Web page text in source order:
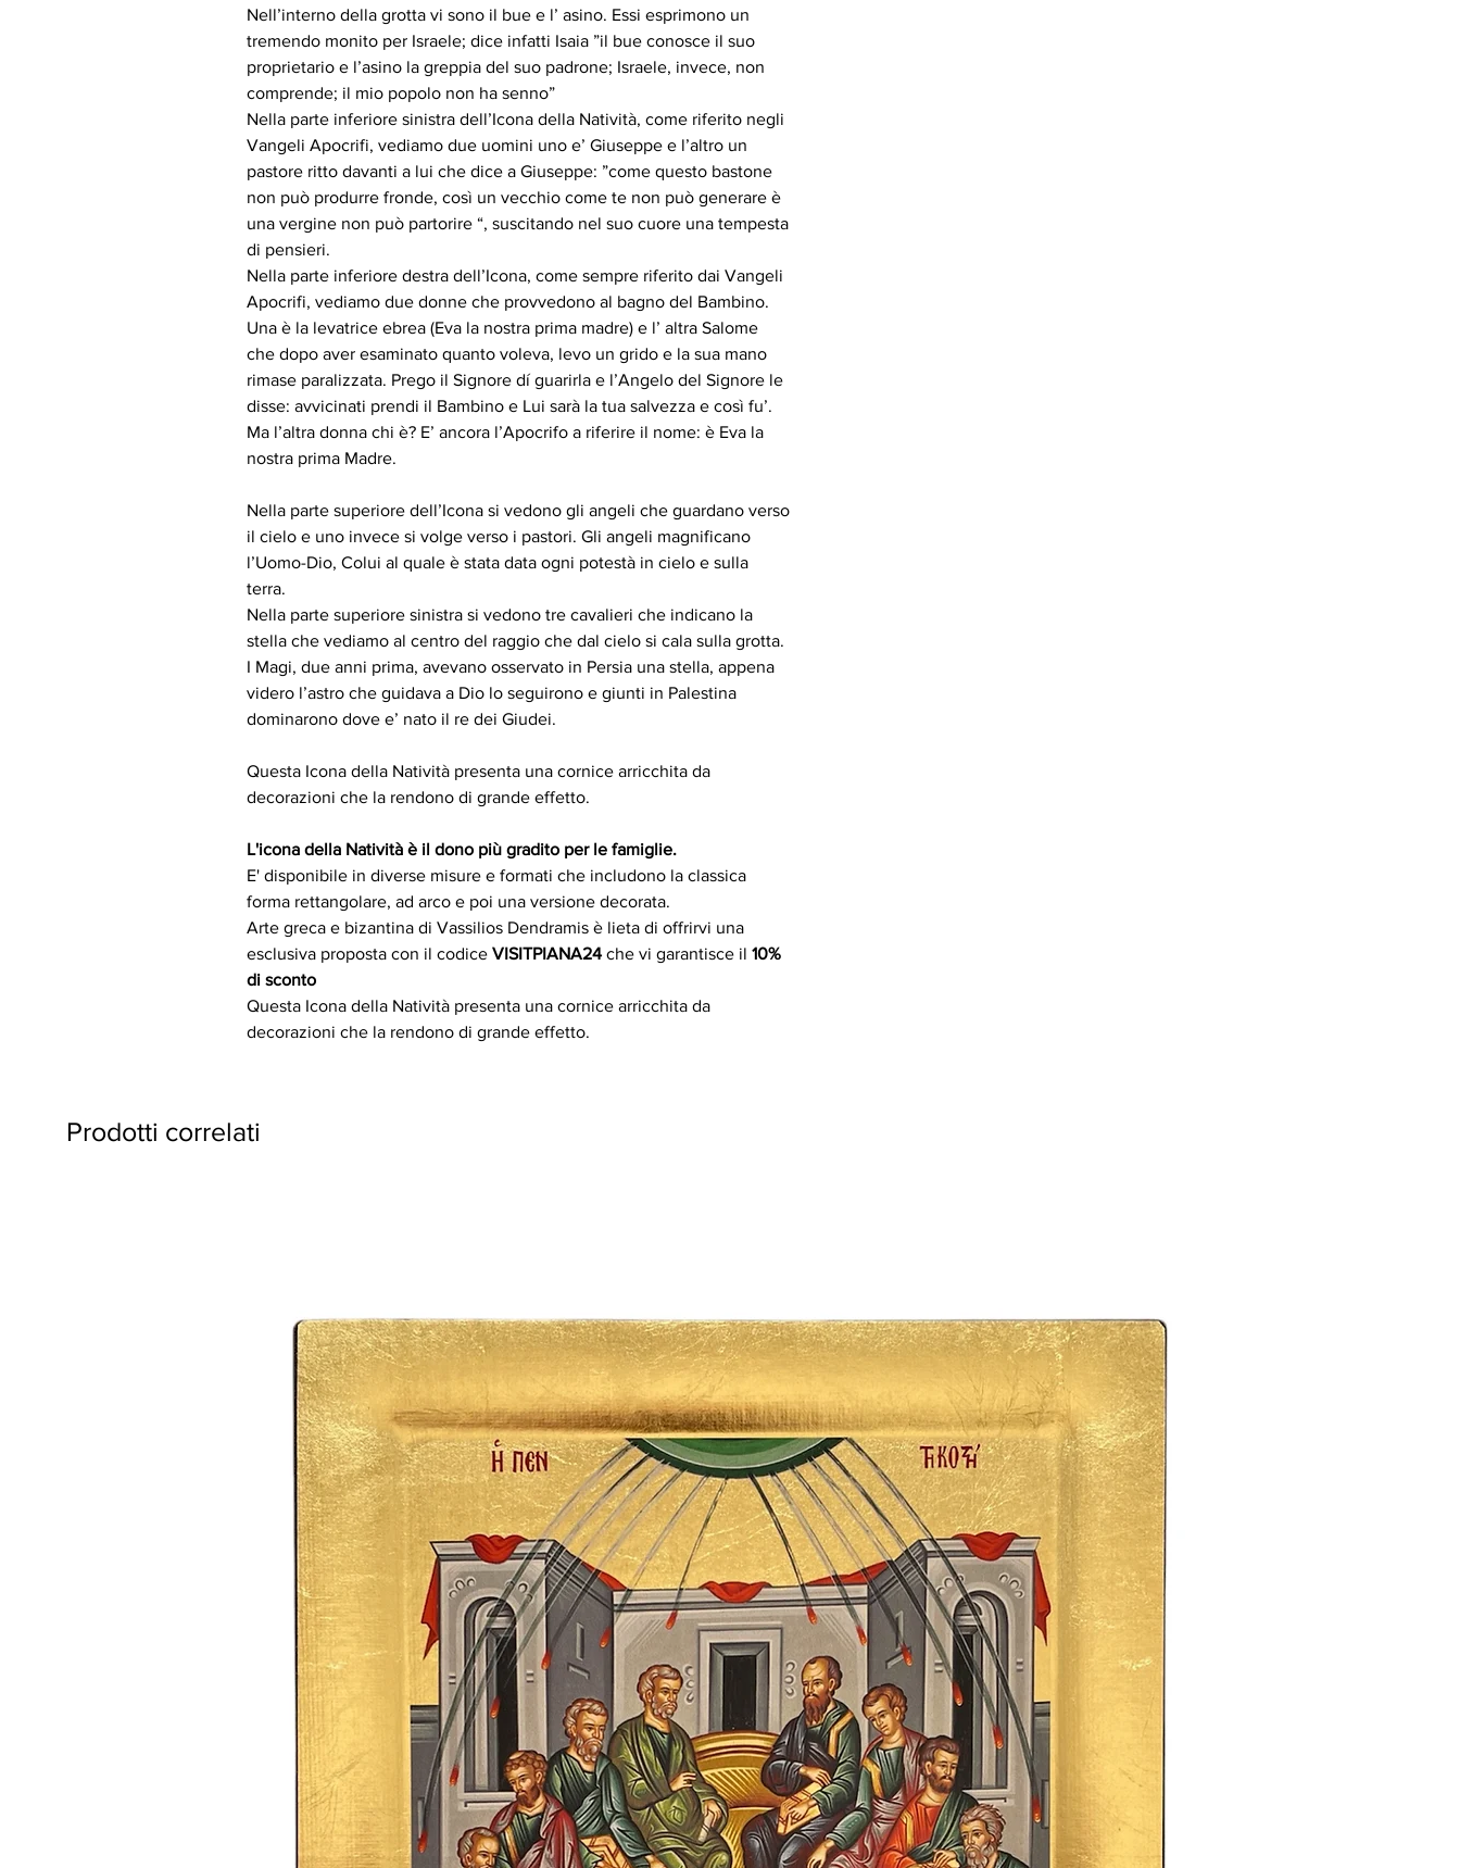
Nell’interno della grotta vi sono il bue e l’ asino. Essi esprimono un
tremendo monito per Israele; dice infatti Isaia ”il bue conosce il suo
proprietario e l’asino la greppia del suo padrone; Israele, invece, non
comprende; il mio popolo non ha senno”
Nella parte inferiore sinistra dell’Icona della Natività, come riferito negli
Vangeli Apocrifi, vediamo due uomini uno e’ Giuseppe e l’altro un
pastore ritto davanti a lui che dice a Giuseppe: ”come questo bastone
non può produrre fronde, così un vecchio come te non può generare è
una vergine non può partorire “, suscitando nel suo cuore una tempesta
di pensieri.
Nella parte inferiore destra dell’Icona, come sempre riferito dai Vangeli
Apocrifi, vediamo due donne che provvedono al bagno del Bambino.
Una è la levatrice ebrea (Eva la nostra prima madre) e l’ altra Salome
che dopo aver esaminato quanto voleva, levo un grido e la sua mano
rimase paralizzata. Prego il Signore dí guarirla e l’Angelo del Signore le
disse: avvicinati prendi il Bambino e Lui sarà la tua salvezza e così fu’.
Ma l’altra donna chi è? E’ ancora l’Apocrifo a riferire il nome: è Eva la
nostra prima Madre.
Nella parte superiore dell’Icona si vedono gli angeli che guardano verso
il cielo e uno invece si volge verso i pastori. Gli angeli magnificano
l’Uomo-Dio, Colui al quale è stata data ogni potestà in cielo e sulla
terra.
Nella parte superiore sinistra si vedono tre cavalieri che indicano la
stella che vediamo al centro del raggio che dal cielo si cala sulla grotta.
I Magi, due anni prima, avevano osservato in Persia una stella, appena
videro l’astro che guidava a Dio lo seguirono e giunti in Palestina
dominarono dove e’ nato il re dei Giudei.
Questa Icona della Natività presenta una cornice arricchita da
decorazioni che la rendono di grande effetto.
L'icona della Natività è il dono più gradito per le famiglie.
E' disponibile in diverse misure e formati che includono la classica
forma rettangolare, ad arco e poi una versione decorata.
Arte greca e bizantina di Vassilios Dendramis è lieta di offrirvi una
esclusiva proposta con il codice VISITPIANA24 che vi garantisce il 10%
di sconto
Questa Icona della Natività presenta una cornice arricchita da
decorazioni che la rendono di grande effetto.
Prodotti correlati